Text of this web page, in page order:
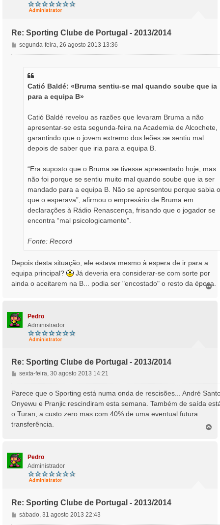
Re: Sporting Clube de Portugal - 2013/2014
M
e
segunda-feira, 26 agosto 2013 13:36
Catió Baldé: «Bruma sentiu-se mal quando soube que ia
para a equipa B»
Catió Baldé revelou as razões que levaram Bruma a não
apresentar-se esta segunda-feira na Academia de Alcochete,
garantindo que o jovem extremo dos leões se sentiu mal
depois de saber que iria para a equipa B.
“Era suposto que o Bruma se tivesse apresentado hoje, mas
não foi porque se sentiu muito mal quando soube que ia ser
mandado para a equipa B. Não se apresentou porque sabia o
que o esperava”, afirmou o empresário de Bruma em
declarações à Rádio Renascença, frisando que o jogador se
encontra “mal psicologicamente”.
Fonte: Record
Depois desta situação, ele estava mesmo à espera de ir para a
equipa principal?
Já deveria era considerar-se com sorte por
ainda o aceitarem na B... podia ser "encostado" o resto da época.T
Pedro
Administrador
Re: Sporting Clube de Portugal - 2013/2014
M
e
n
g
e
sexta-feira, 30 agosto 2013 14:21
Parece que o Sporting está numa onda de rescisões... André
Onyewu e Pranjic rescindiram esta semana. Também de saída
o Turan, a custo zero mas com 40% de uma eventual futura
transferência.
Pedro
Administrador
Re: Sporting Clube de Portugal - 2013/2014
M
e
sábado, 31 agosto 2013 22:43